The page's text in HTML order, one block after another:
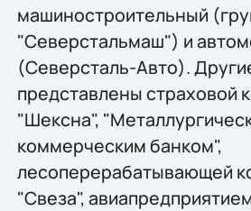
машиностроительный
"Северстальмаш") и
(Северсталь-Авто).
представлены страховой
"Шексна",
коммерческим банком",
лесоперерабатывающей
"Свеза",